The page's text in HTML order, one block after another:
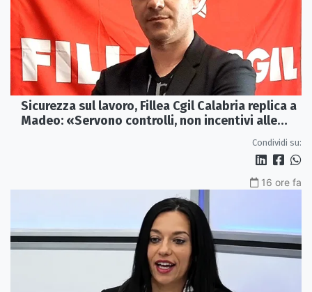
Sicurezza sul lavoro, Fillea Cgil Calabria replica a
Madeo: «Servono controlli, non incentivi alle
Condividi su:
16 ore fa